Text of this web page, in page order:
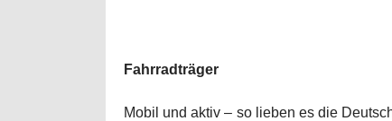
Fahrradträger
Mobil und aktiv – so lieben es die